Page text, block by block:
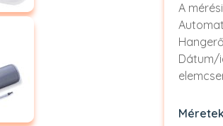
A
Dátum/